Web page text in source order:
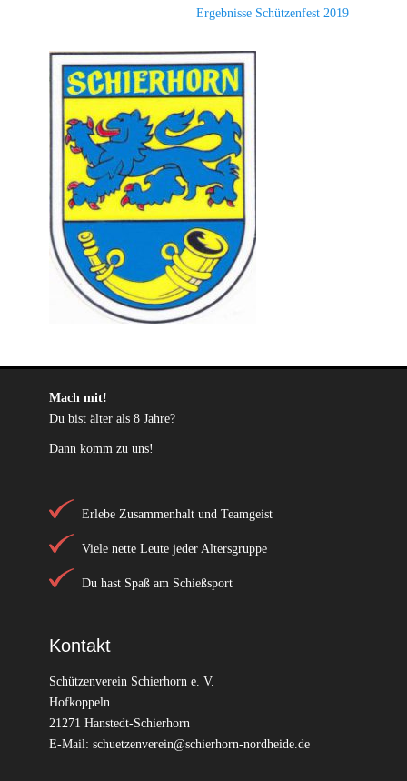
Ergebnisse Schützenfest 2019
Mach mit!
Du bist älter als 8 Jahre?
Dann komm zu uns!
Erlebe Zusammenhalt und Teamgeist
Viele nette Leute jeder Altersgruppe
Du hast Spaß am Schießsport
Kontakt
Schützenverein Schierhorn e. V.
Hofkoppeln
21271 Hanstedt-Schierhorn
E-Mail: schuetzenverein@schierhorn-nordheide.de